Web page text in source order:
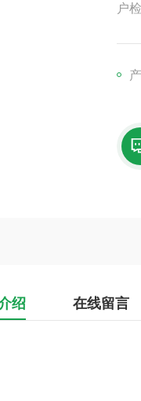
户
绍 在线留言